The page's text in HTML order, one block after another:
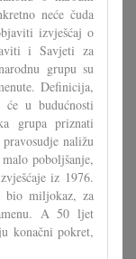
neće čuda
izvješćaj o
i Savjeti za
grupu su
Definicija,
u budućnosti
grupa priznati
naližu
poboljšanje,
iz 1976.
miljokaz, za
A 50 ljet
konačni pokret,